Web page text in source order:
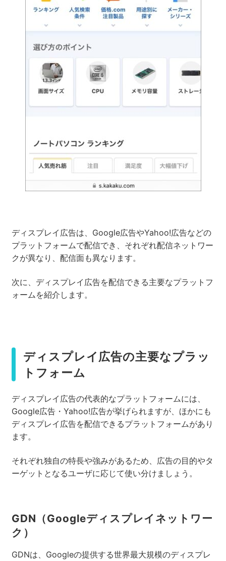
ディスプレイ広告は、Google広告やYahoo!広告などの
プラットフォームで配信でき、それぞれ配信ネットワー
クが異なり、配信面も異なります。
次に、ディスプレイ広告を配信できる主要なプラットフ
ォームを紹介します。
ディスプレイ広告の主要なプラッ
トフォーム
ディスプレイ広告の代表的なプラットフォームには、
Google広告・Yahoo!広告が挙げられますが、ほかにも
ディスプレイ広告を配信できるプラットフォームがあり
ます。
それぞれ独自の特長や強みがあるため、広告の目的やタ
ーゲットとなるユーザに応じて使い分けましょう。
GDN（Googleディスプレイネットワー
ク）
GDNは、Googleの提供する世界最大規模のディスプレ